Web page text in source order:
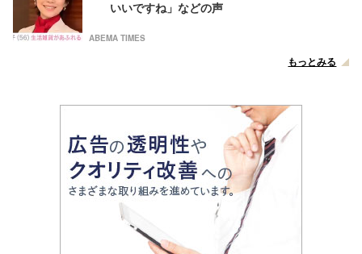
いいですね」などの声
ABEMA TIMES
もっとみる